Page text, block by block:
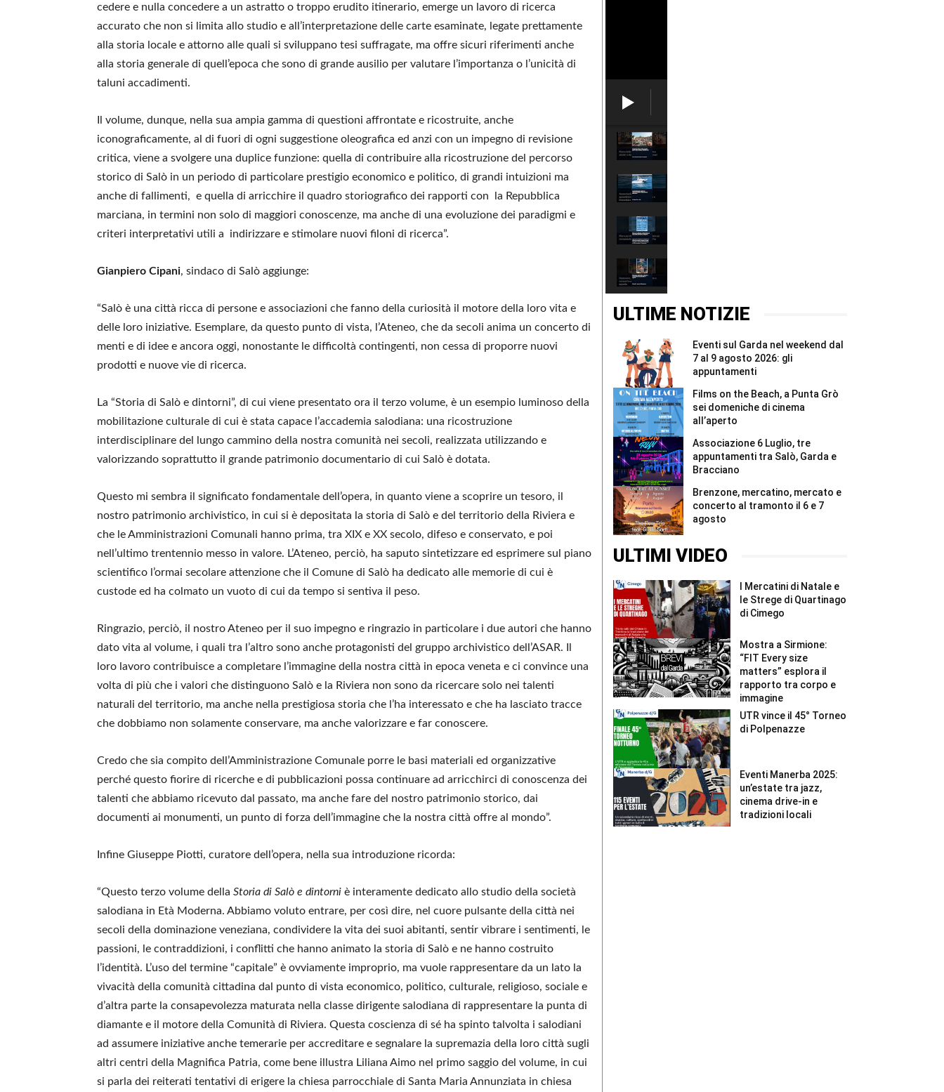
cedere e nulla concedere a un astratto o troppo erudito itinerario, emerge un lavoro di ricerca
accurato che non si limita allo studio e all’interpretazione delle carte esaminate, legate prettamente
alla storia locale e attorno alle quali si sviluppano tesi suffragate, ma offre sicuri riferimenti anche
alla storia generale di quell’epoca che sono di grande ausilio per valutare l’importanza o l’unicità di
taluni accadimenti.
Il volume, dunque, nella sua ampia gamma di questioni affrontate e ricostruite, anche
iconograficamente, al di fuori di ogni suggestione oleografica ed anzi con un impegno di revisione
critica, viene a svolgere una duplice funzione: quella di contribuire alla ricostruzione del percorso
storico di Salò in un periodo di particolare prestigio economico e politico, di grandi intuizioni ma
anche di fallimenti, e quella di arricchire il quadro storiografico dei rapporti con la Repubblica
marciana, in termini non solo di maggiori conoscenze, ma anche di una evoluzione dei paradigmi e
criteri interpretativi utili a indirizzare e stimolare nuovi filoni di ricerca”.
Gianpiero Cipani, sindaco di Salò aggiunge:
“Salò è una città ricca di persone e associazioni che fanno della curiosità il motore della loro vita e
delle loro iniziative. Esemplare, da questo punto di vista, l’Ateneo, che da secoli anima un concerto di
menti e di idee e ancora oggi, nonostante le difficoltà contingenti, non cessa di proporre nuovi
prodotti e nuove vie di ricerca.
La “Storia di Salò e dintorni”, di cui viene presentato ora il terzo volume, è un esempio luminoso della
mobilitazione culturale di cui è stata capace l’accademia salodiana: una ricostruzione
interdisciplinare del lungo cammino della nostra comunità nei secoli, realizzata utilizzando e
valorizzando soprattutto il grande patrimonio documentario di cui Salò è dotata.
Questo mi sembra il significato fondamentale dell’opera, in quanto viene a scoprire un tesoro, il
nostro patrimonio archivistico, in cui si è depositata la storia di Salò e del territorio della Riviera e
che le Amministrazioni Comunali hanno prima, tra XIX e XX secolo, difeso e conservato, e poi
nell’ultimo trentennio messo in valore. L’Ateneo, perciò, ha saputo sintetizzare ed esprimere sul piano
scientifico l’ormai secolare attenzione che il Comune di Salò ha dedicato alle memorie di cui è
custode ed ha colmato un vuoto di cui da tempo si sentiva il peso.
Ringrazio, perciò, il nostro Ateneo per il suo impegno e ringrazio in particolare i due autori che hanno
dato vita al volume, i quali tra l’altro sono anche protagonisti del gruppo archivistico dell’ASAR. Il
loro lavoro contribuisce a completare l’immagine della nostra città in epoca veneta e ci convince una
volta di più che i valori che distinguono Salò e la Riviera non sono da ricercare solo nei talenti
naturali del territorio, ma anche nella prestigiosa storia che l’ha interessato e che ha lasciato tracce
che dobbiamo non solamente conservare, ma anche valorizzare e far conoscere.
Credo che sia compito dell’Amministrazione Comunale porre le basi materiali ed organizzative
perché questo fiorire di ricerche e di pubblicazioni possa continuare ad arricchirci di conoscenza dei
talenti che abbiamo ricevuto dal passato, ma anche fare del nostro patrimonio storico, dai
documenti ai monumenti, un punto di forza dell’immagine che la nostra città offre al mondo”.
Infine Giuseppe Piotti, curatore dell’opera, nella sua introduzione ricorda:
“Questo terzo volume della Storia di Salò e dintorni è interamente dedicato allo studio della società
salodiana in Età Moderna. Abbiamo voluto entrare, per così dire, nel cuore pulsante della città nei
secoli della dominazione veneziana, condividere la vita dei suoi abitanti, sentir vibrare i sentimenti, le
passioni, le contraddizioni, i conflitti che hanno animato la storia di Salò e ne hanno costruito
l’identità. L’uso del termine “capitale” è ovviamente improprio, ma vuole rappresentare da un lato la
vivacità della comunità cittadina dal punto di vista economico, politico, culturale, religioso, sociale e
d’altra parte la consapevolezza maturata nella classe dirigente salodiana di rappresentare la punta di
diamante e il motore della Comunità di Riviera. Questa coscienza di sé ha spinto talvolta i salodiani
ad assumere iniziative anche temerarie per accreditare e segnalare la supremazia della loro città sugli
altri centri della Magnifica Patria, come bene illustra Liliana Aimo nel primo saggio del volume, in cui
si parla dei reiterati tentativi di erigere la chiesa parrocchiale di Santa Maria Annunziata in chiesa
domeniche
di
all’aperto
#Shorts
concerto
al
agosto
#Shorts
ULTIME NOTIZIE
Eventi sul Garda nel weekend dal
7 al 9 agosto 2026: gli
appuntamenti
Films on the Beach, a Punta Grò
sei domeniche di cinema
all’aperto
Associazione 6 Luglio, tre
appuntamenti tra Salò, Garda e
Bracciano
Brenzone, mercatino, mercato e
concerto al tramonto il 6 e 7
agosto
ULTIMI VIDEO
I Mercatini di Natale e
le Strege di Quartinago
di Cimego
Mostra a Sirmione:
“FIT Every size
matters” esplora il
rapporto tra corpo e
immagine
UTR vince il 45° Torneo
di Polpenazze
Eventi Manerba 2025:
un’estate tra jazz,
cinema drive-in e
tradizioni locali